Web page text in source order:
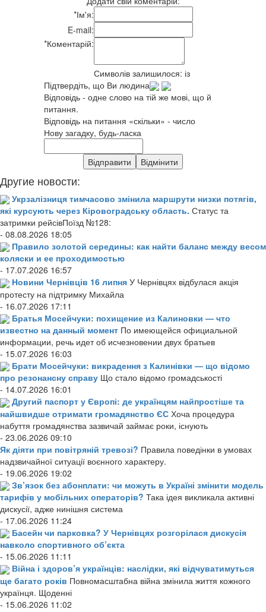
*Ім'я:
E-mail:
*Коментарій:
Символів залишилося: із
Підтвердіть, що Ви людина
Відповідь - одне слово на тій же мові, що й
питання.
Відповідь на питання «скільки» - число
Нову загадку, будь-ласка
Другие новости:
Укрзалізниця тимчасово змінила маршрути низки потягів,
які курсують через Кіровоградську область. Статус та
затримки рейсівПоїзд №128:
- 08.08.2026 18:05
Правило золотой середины: как найти баланс между весом
коляски и ее проходимостью
- 17.07.2026 16:57
Новини Чернівців 16 липня У Чернівцях відбулася акція
протесту на підтримку Михайла
- 16.07.2026 17:11
Братья Мосейчуки: похищение из Калиновки — что
известно на данный момент По имеющейся официальной
информации, речь идет об исчезновении двух братьев
- 15.07.2026 16:03
Брати Мосейчуки: викрадення з Калинівки — що відомо
про резонансну справу Що стало відомо громадськості
- 14.07.2026 16:01
Другий паспорт у Європі: де українцям найпростіше та
найшвидше отримати громадянство ЄС Хоча процедура
набуття громадянства зазвичай займає роки, існують
- 23.06.2026 09:10
Як діяти при повітряній тревозі? Правила поведінки в умовах
надзвичайної ситуації воєнного характеру.
- 19.06.2026 19:02
Зв’язок без абонплати: чи можуть в Україні змінити модель
тарифів у мобільних операторів? Така ідея викликала активні
дискусії, адже нинішня система
- 17.06.2026 11:24
Басейн чи парковка? У Чернівцях розгорілася дискусія
навколо спортивного об’єкта
- 15.06.2026 11:11
Війна і здоров’я українців: наслідки, які відчуватимуться
ще багато років Повномасштабна війна змінила життя кожного
українця. Щоденні
- 15.06.2026 11:02